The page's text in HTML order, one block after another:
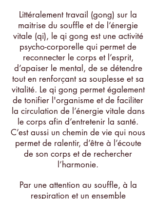
Littéralement travail (gong) sur la
maitrise du souffle et de l’énergie
vitale (qi), le qi gong est une activité
psycho-corporelle qui permet de
reconnecter le corps et l’esprit,
d’apaiser le mental, de se détendre
tout en renforçant sa souplesse et sa
vitalité. Le qi gong permet également
de tonifier l'organisme et de faciliter
la circulation de l’énergie vitale dans
le corps afin d’entretenir la santé.
C’est aussi un chemin de vie qui nous
permet de ralentir, d’être à l’écoute
de son corps et de rechercher
l’harmonie.
Par une attention au souffle, à la
respiration et un ensemble